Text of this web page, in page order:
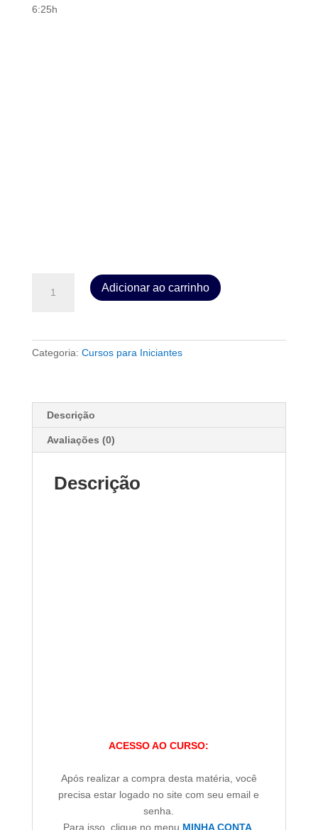
6:25h
TREINAMENTO
SUPERAÇÃO
Adicionar ao carrinho
Categoria: Cursos para Iniciantes
Descrição
Avaliações (0)
Descrição
ACESSO AO CURSO:
Após realizar a compra desta matéria, você
precisa estar logado no site com seu email e
senha.
Para isso, clique no menu MINHA CONTA.